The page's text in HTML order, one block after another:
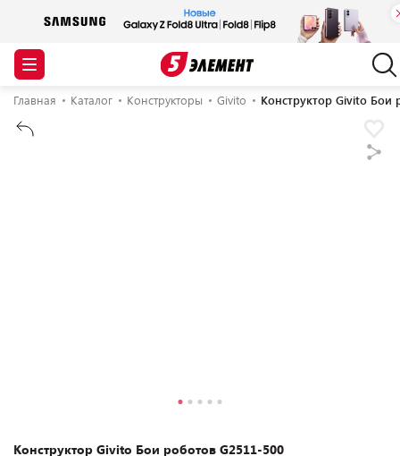
Главная Каталог Конструкторы Givito Конструктор Givito Бои
Конструктор Givito Бои роботов G2511-500